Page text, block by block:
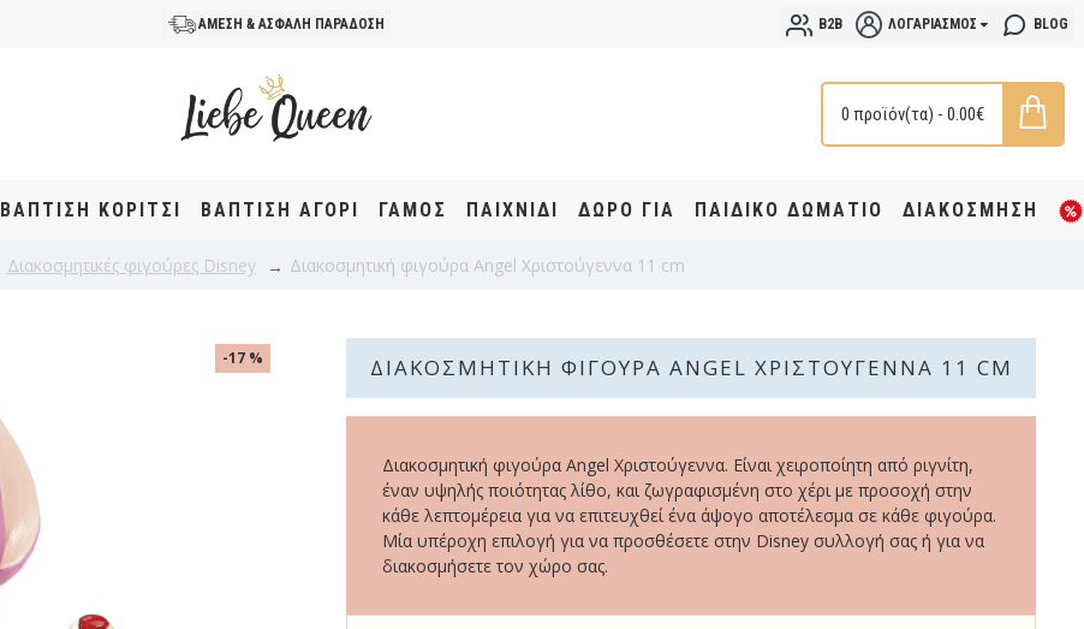
ΑΜΕΣΗ & ΑΣΦΑΛΗ ΠΑΡΑΔΟΣΗ B2B ΛΟΓΑΡΙΑΣΜΌΣ BLOG
0 προϊόν(τα) - 0.00€
ΒΆΠΤΙΣΗ KOΡΊΤΣΙ ΒΆΠΤΙΣΗ ΑΓΌΡΙ ΓΑΜΟΣ ΠΑΙΧΝΙΔΙ ΔΩΡΟ ΓΙΑ ΠΑΙΔΙΚΟ ΔΩΜΑΤΙΟ ΔΙΑΚΟΣΜΗΣΗ
Διακοσμητικές φιγούρες Disney Διακοσμητική φιγούρα Angel Χριστούγεννα 11 cm
-17 % ΔΙΑΚΟΣΜΗΤΙΚΉ ΦΙΓΟΎΡΑ ANGEL ΧΡΙΣΤΟΎΓΕΝΝΑ 11 CM
Διακοσμητική φιγούρα Angel Χριστούγεννα. Είναι χειροποίητη από ριγνίτη,
έναν υψηλής ποιότητας λίθο, και ζωγραφισμένη στο χέρι με προσοχή στην
κάθε λεπτομέρεια για να επιτευχθεί ένα άψογο αποτέλεσμα σε κάθε φιγούρα.
Μία υπέροχη επιλογή για να προσθέσετε στην Disney συλλογή σας ή για να
διακοσμήσετε τον χώρο σας.